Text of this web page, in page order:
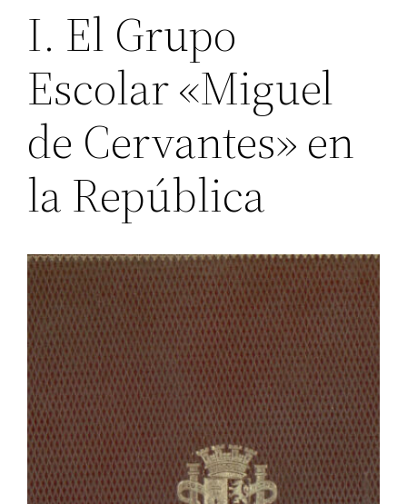
I. El Grupo
Escolar «Miguel
de Cervantes» en
la República